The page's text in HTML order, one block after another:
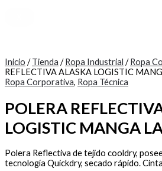
Inicio /Tienda /Ropa Industrial /Ropa
REFLECTIVA ALASKA LOGISTIC
Ropa Corporativa, Ropa Técnica
POLERA
LOGISTIC MANGA
Polera Reflectiva de tejido cooldry,
tecnología Quickdry, secado rápido.